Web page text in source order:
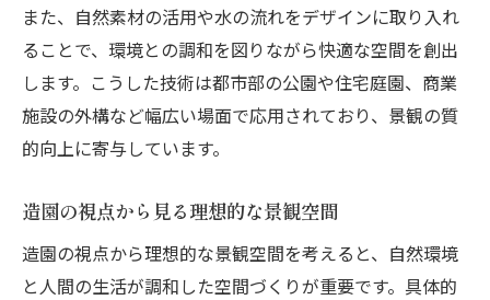
また、自然素材の活用や水の流れをデザインに取り入れ
ることで、環境との調和を図りながら快適な空間を創出
します。こうした技術は都市部の公園や住宅庭園、商業
施設の外構など幅広い場面で応用されており、景観の質
的向上に寄与しています。
造園の視点から見る理想的な景観空間
造園の視点から理想的な景観空間を考えると、自然環境
と人間の生活が調和した空間づくりが重要です。具体的